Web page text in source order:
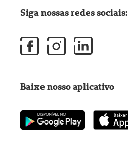
Siga nossas redes sociais:
Baixe nosso aplicativo